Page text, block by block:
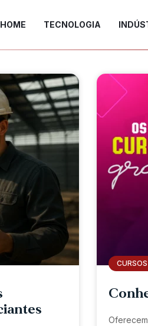
HOME TECNOLOGIA
CURSOS